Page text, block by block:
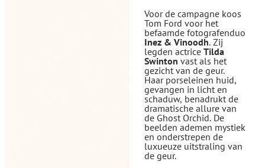
Voor de campagne koos
Tom Ford voor het
befaamde fotografenduo
Inez & Vinoodh. Zij
legden actrice Tilda
Swinton vast als het
gezicht van de geur.
Haar porseleinen huid,
gevangen in licht en
schaduw, benadrukt de
dramatische allure van
de Ghost Orchid. De
beelden ademen mystiek
en onderstrepen de
luxueuze uitstraling van
de geur.